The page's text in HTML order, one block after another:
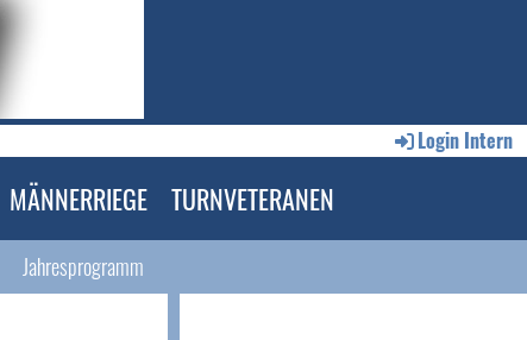
Login Intern
MÄNNERRIEGE TURNVETERANEN
Jahresprogramm